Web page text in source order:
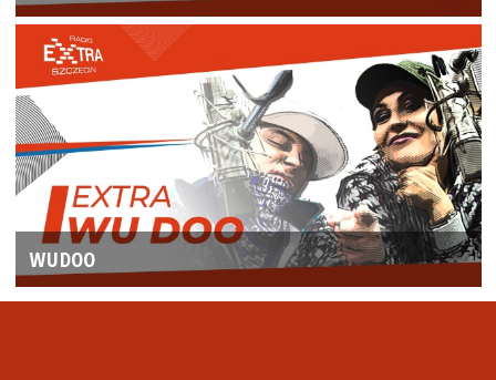
WUDOO